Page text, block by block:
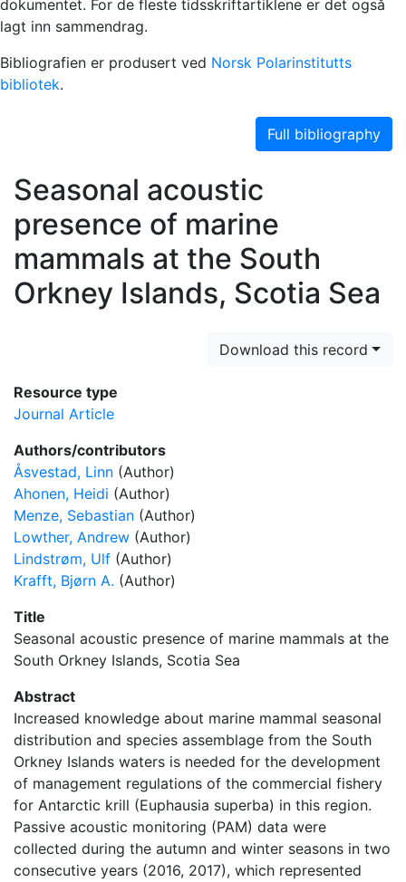
dokumentet. For de fleste tidsskriftartiklene er det også
lagt inn sammendrag.
Bibliografien er produsert ved Norsk Polarinstitutts
bibliotek.
Full bibliography
Seasonal acoustic
presence of marine
mammals at the South
Orkney Islands, Scotia Sea
Download this record
Resource type
Journal Article
Authors/contributors
Åsvestad, Linn (Author)
Ahonen, Heidi (Author)
Menze, Sebastian (Author)
Lowther, Andrew (Author)
Lindstrøm, Ulf (Author)
Krafft, Bjørn A. (Author)
Title
Seasonal acoustic presence of marine mammals at the
South Orkney Islands, Scotia Sea
Abstract
Increased knowledge about marine mammal seasonal
distribution and species assemblage from the South
Orkney Islands waters is needed for the development
of management regulations of the commercial fishery
for Antarctic krill (Euphausia superba) in this region.
Passive acoustic monitoring (PAM) data were
collected during the autumn and winter seasons in two
consecutive years (2016, 2017), which represented